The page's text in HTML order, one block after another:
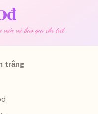
₫
vấn và báo giá chi tiết
trắng